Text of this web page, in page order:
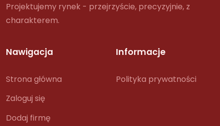
Projektujemy rynek - przejrzyście, precyzyjnie, z
charakterem.
Nawigacja
Strona główna
Zaloguj się
Dodaj firmę
Informacje
Polityka prywatności